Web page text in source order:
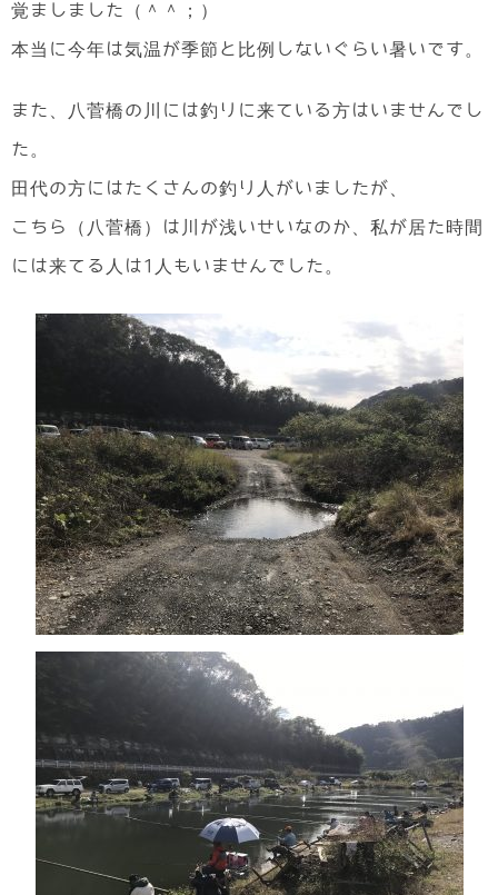
覚ましました（＾＾；）
本当に今年は気温が季節と比例しないぐらい暑いです。
また、八菅橋の川には釣りに来ている方はいませんでし
た。
田代の方にはたくさんの釣り人がいましたが、
こちら（八菅橋）は川が浅いせいなのか、私が居た時間
には来てる人は1人もいませんでした。